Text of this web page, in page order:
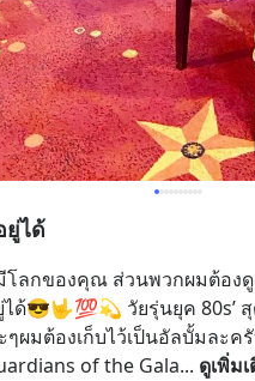
ได้
ลกของคุณ ส่วนพวกผมต้องดู
ด้😎🤟💯💫 วัยรุ่นยุค 80s’
ะๆผมต้องเก็บไว้เป็นอัลบั้ม
of the Gala... ดูเพิ่ม